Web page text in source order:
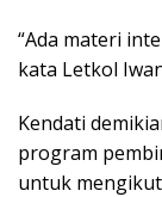
“Ada materi
kata Letkol
Kendati
program
untuk